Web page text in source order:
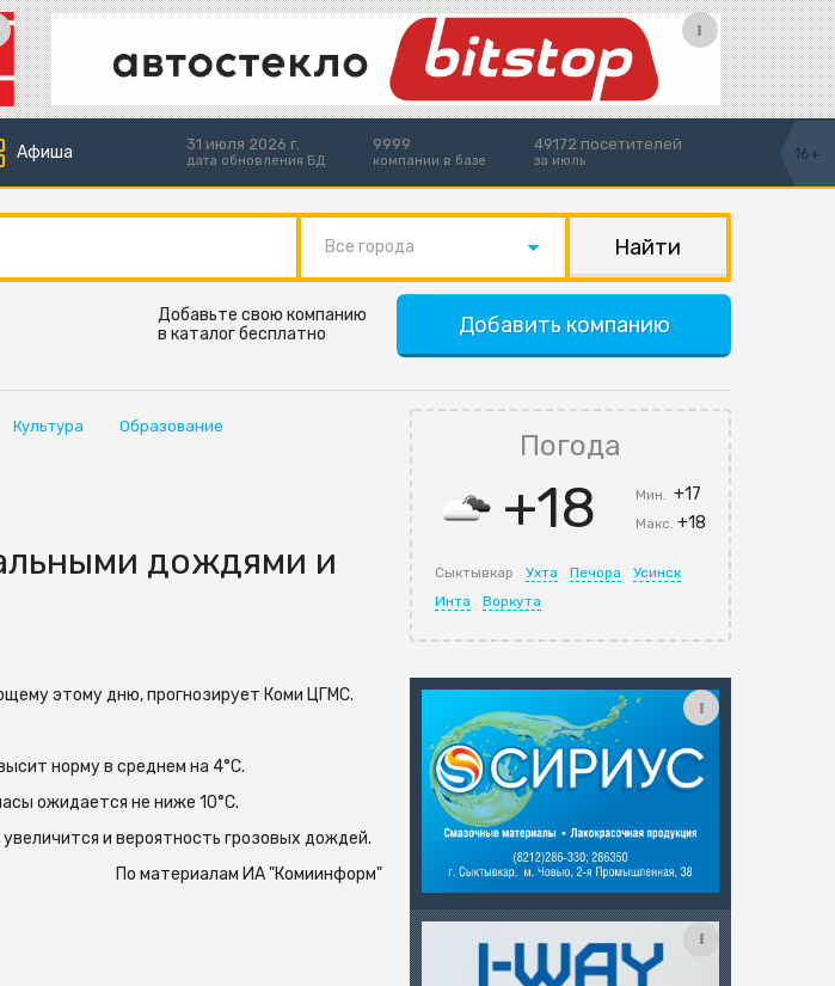
Афиша 31 июля 2026 г.
дата обновления БД
9999
компании в базе
49172 посетителей
за июль 16+
Все города
Добавить компанию
Добавьте свою компанию
в каталог бесплатно
Культура
Образование
дождями и
этому дню, прогнозирует Коми ЦГМС.
норму в среднем на 4°С.
ожидается не ниже 10°С.
и вероятность грозовых дождей.
По материалам ИА "Комиинформ"
Погода
+18 Мин.+17
Макс.+18
Сыктывкар Ухта Печора
Усинск
Инта
Воркута